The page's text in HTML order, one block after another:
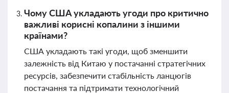
Чому США укладають угоди про критично
важливі корисні копалини з іншими
країнами?
США укладають такі угоди, щоб зменшити
залежність від Китаю у постачанні стратегічних
ресурсів, забезпечити стабільність ланцюгів
постачання та підтримати технологічний